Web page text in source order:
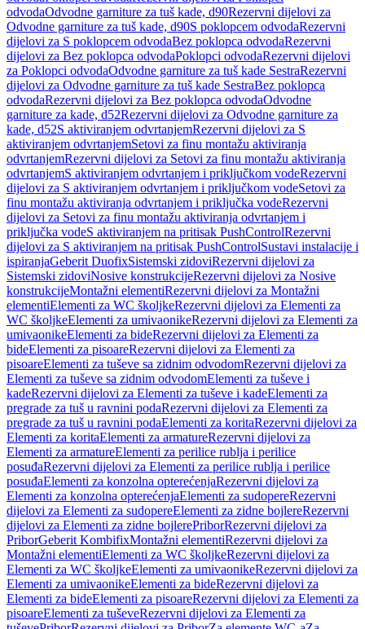
odvodaOdvodne garniture za tuš kade, d90Rezervni dijelovi za
Odvodne garniture za tuš kade, d90S poklopcem odvodaRezervni
dijelovi za S poklopcem odvodaBez poklopca odvodaRezervni
dijelovi za Bez poklopca odvodaPoklopci odvodaRezervni dijelovi
za Poklopci odvodaOdvodne garniture za tuš kade SestraRezervni
dijelovi za Odvodne garniture za tuš kade SestraBez poklopca
odvodaRezervni dijelovi za Bez poklopca odvodaOdvodne
garniture za kade, d52Rezervni dijelovi za Odvodne garniture za
kade, d52S aktiviranjem odvrtanjemRezervni dijelovi za S
aktiviranjem odvrtanjemSetovi za finu montažu aktiviranja
odvrtanjemRezervni dijelovi za Setovi za finu montažu aktiviranja
odvrtanjemS aktiviranjem odvrtanjem i priključkom vodeRezervni
dijelovi za S aktiviranjem odvrtanjem i priključkom vodeSetovi za
finu montažu aktiviranja odvrtanjem i priključka vodeRezervni
dijelovi za Setovi za finu montažu aktiviranja odvrtanjem i
priključka vodeS aktiviranjem na pritisak PushControlRezervni
dijelovi za S aktiviranjem na pritisak PushControlSustavi instalacije i
ispiranjaGeberit DuofixSistemski zidoviRezervni dijelovi za
Sistemski zidoviNosive konstrukcijeRezervni dijelovi za Nosive
konstrukcijeMontažni elementiRezervni dijelovi za Montažni
elementiElementi za WC školjkeRezervni dijelovi za Elementi za
WC školjkeElementi za umivaonikeRezervni dijelovi za Elementi za
umivaonikeElementi za bideRezervni dijelovi za Elementi za
bideElementi za pisoareRezervni dijelovi za Elementi za
pisoareElementi za tuševe sa zidnim odvodomRezervni dijelovi za
Elementi za tuševe sa zidnim odvodomElementi za tuševe i
kadeRezervni dijelovi za Elementi za tuševe i kadeElementi za
pregrade za tuš u ravnini podaRezervni dijelovi za Elementi za
pregrade za tuš u ravnini podaElementi za koritaRezervni dijelovi za
Elementi za koritaElementi za armatureRezervni dijelovi za
Elementi za armatureElementi za perilice rublja i perilice
posuđaRezervni dijelovi za Elementi za perilice rublja i perilice
posuđaElementi za konzolna opterećenjaRezervni dijelovi za
Elementi za konzolna opterećenjaElementi za sudopereRezervni
dijelovi za Elementi za sudopereElementi za zidne bojlereRezervni
dijelovi za Elementi za zidne bojlerePriborRezervni dijelovi za
PriborGeberit KombifixMontažni elementiRezervni dijelovi za
Montažni elementiElementi za WC školjkeRezervni dijelovi za
Elementi za WC školjkeElementi za umivaonikeRezervni dijelovi za
Elementi za umivaonikeElementi za bideRezervni dijelovi za
Elementi za bideElementi za pisoareRezervni dijelovi za Elementi za
pisoareElementi za tuševeRezervni dijelovi za Elementi za